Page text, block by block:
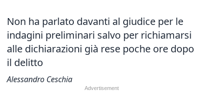
Non ha parlato davanti al giudice per le
indagini preliminari salvo per richiamarsi
alle dichiarazioni già rese poche ore dopo
il delitto
Alessandro Ceschia